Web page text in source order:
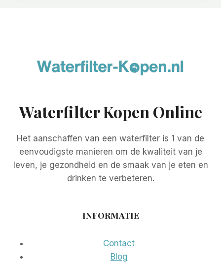
Waterfilter Kopen Online
Het aanschaffen van een waterfilter is 1 van de
eenvoudigste manieren om de kwaliteit van je
leven, je gezondheid en de smaak van je eten en
drinken te verbeteren.
INFORMATIE
Contact
Blog